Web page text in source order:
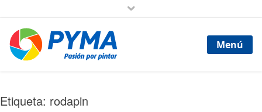
Menú
Etiqueta: rodapin